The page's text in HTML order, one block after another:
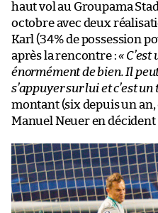
haut vol au Groupama
octobre avec deux
Karl (34% de possession
après la rencontre :«
énormément de bien. Il
s’appuyer sur lui et c’est un
montant (six depuis un an,
Manuel Neuer en